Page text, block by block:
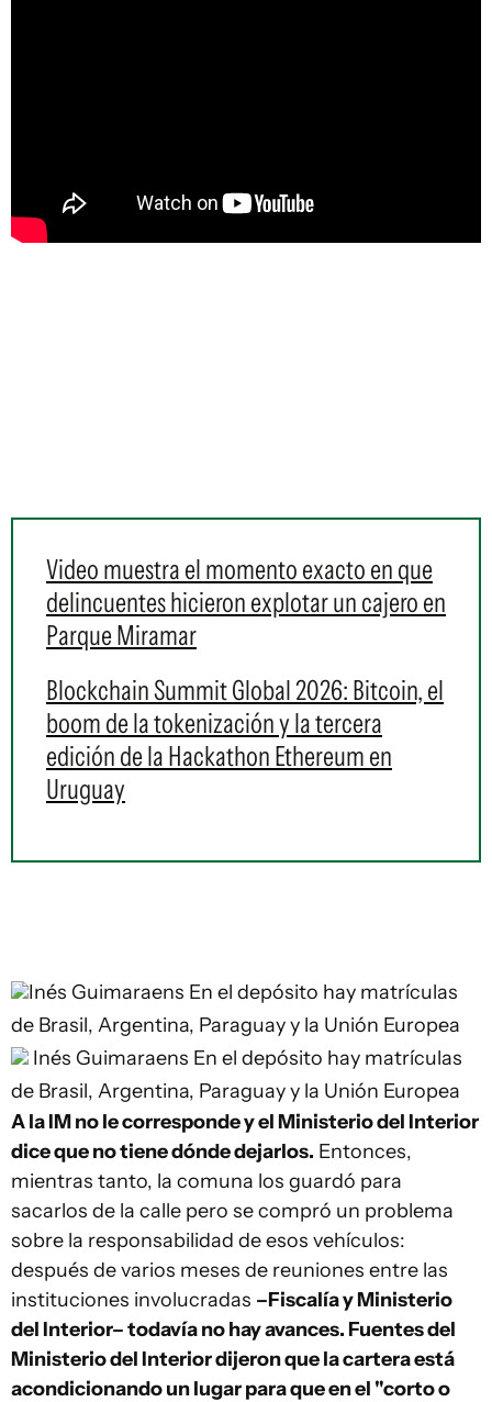
Video muestra el momento exacto en que
delincuentes hicieron explotar un cajero en
Parque Miramar
Blockchain Summit Global 2026: Bitcoin, el
boom de la tokenización y la tercera
edición de la Hackathon Ethereum en
Uruguay
Inés Guimaraens En el depósito hay matrículas
de Brasil, Argentina, Paraguay y la Unión Europea
Inés Guimaraens En el depósito hay matrículas
de Brasil, Argentina, Paraguay y la Unión Europea
A la IM no le corresponde y el Ministerio del Interior
dice que no tiene dónde dejarlos. Entonces,
mientras tanto, la comuna los guardó para
sacarlos de la calle pero se compró un problema
sobre la responsabilidad de esos vehículos:
después de varios meses de reuniones entre las
instituciones involucradas –Fiscalía y Ministerio
del Interior– todavía no hay avances. Fuentes del
Ministerio del Interior dijeron que la cartera está
acondicionando un lugar para que en el "corto o